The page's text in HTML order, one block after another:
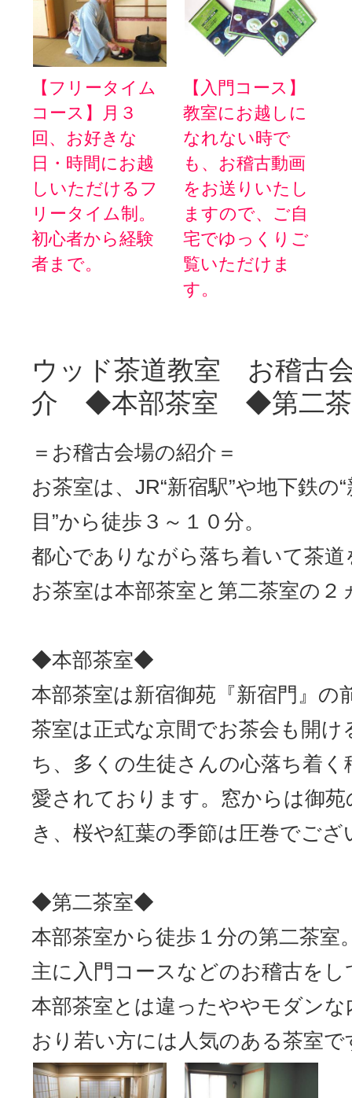
【フリータイム
コース】月３
回、お好きな
日・時間にお越
しいただけるフ
リータイム制。
初心者から経験
者まで。
【入門コース】
教室にお越しに
なれない時で
も、お稽古動画
をお送りいたし
ますので、ご自
宅でゆっくりご
覧いただけま
す。
ウッド茶道教室 お稽古
介 ◆本部茶室 ◆第二
＝お稽古会場の紹介＝
お茶室は、JR“新宿駅”や地下鉄の
目”から徒歩３～１０分。
都心でありながら落ち着いて茶
お茶室は本部茶室と第二茶室の２
◆本部茶室◆
本部茶室は新宿御苑『新宿門』の
茶室は正式な京間でお茶会も開け
ち、多くの生徒さんの心落ち着く
愛されております。窓からは御
き、桜や紅葉の季節は圧巻でござ
◆第二茶室◆
本部茶室から徒歩１分の第二茶室
主に入門コースなどのお稽古を
本部茶室とは違ったややモダン
おり若い方には人気のある